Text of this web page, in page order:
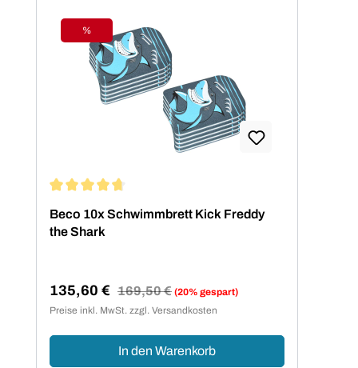
Rabatt
%
Beco 10x Schwimmbrett Kick Freddy
the Shark
Verkaufspreis:
135,60 € Regulärer Preis:
169,50 € (20% gespart)
Preise inkl. MwSt. zzgl. Versandkosten
In den Warenkorb